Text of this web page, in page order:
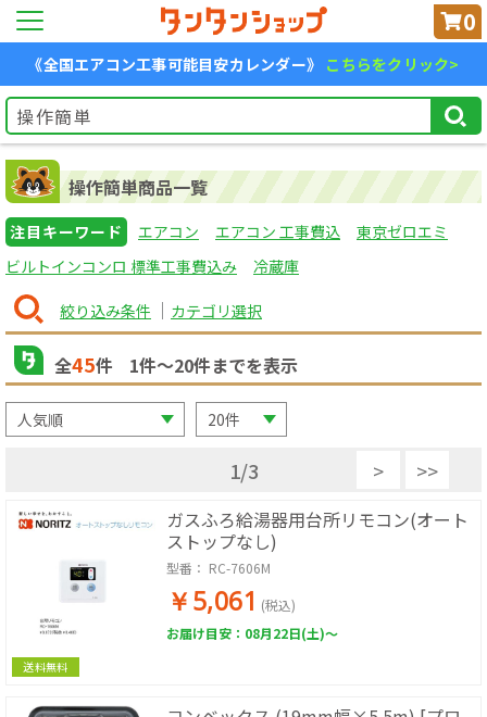
0
《全国エアコン工事可能目安カレンダー》 こちらをクリック>
操作簡単商品一覧
注目キーワード エアコン エアコン 工事費込
東京ゼロエミ
ビルトインコンロ 標準工事費込み
冷蔵庫
絞り込み条件 カテゴリ選択
全45件 1件〜20件までを表示
1/3 > >>
送料無料
ガスふろ給湯器用台所リモコン(オート
ストップなし)
型番： RC-7606M
￥5,061 (税込)
お届け目安：08月22日(土)～